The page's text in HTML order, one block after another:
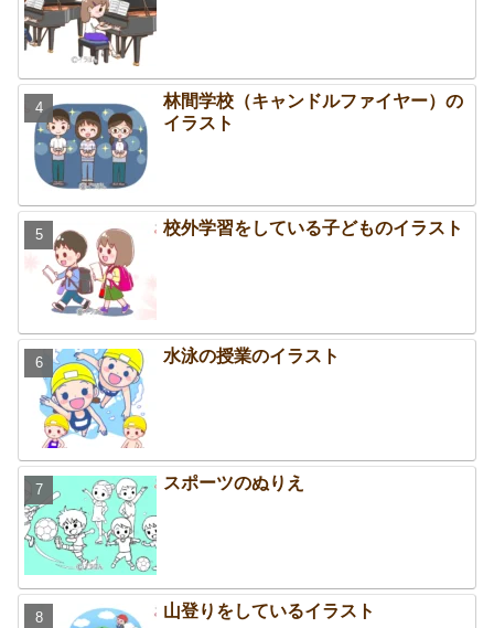
林間学校（キャンドルファイヤー）の
イラスト
校外学習をしている子どものイラスト
水泳の授業のイラスト
スポーツのぬりえ
山登りをしているイラスト